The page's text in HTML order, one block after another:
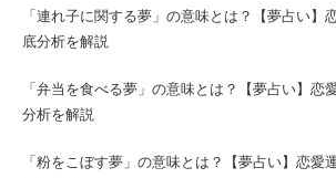
「連れ子に関する夢」の意味とは？【夢占い】
底分析を解説
「弁当を食べる夢」の意味とは？【夢占い】恋
分析を解説
「粉をこぼす夢」の意味とは？【夢占い】恋愛